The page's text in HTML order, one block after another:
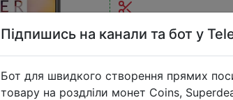
Підпишись на канали та бот у
Бот для швидкого створення прямих
товару на роздліли монет Coins,